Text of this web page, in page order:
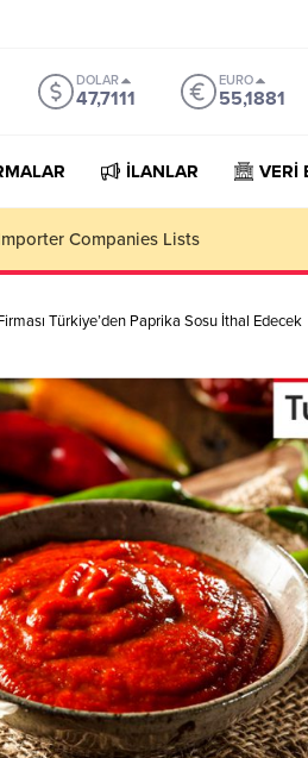
DOLAR
47,7111
EURO
55,1881
İLANLAR VERİ
Companies Lists
Türkiye’den Paprika Sosu İthal Edecek